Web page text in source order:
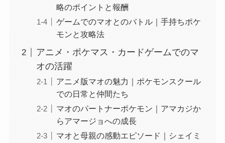
略のポイントと報酬
ゲームでのマオとのバトル｜手持ちポケ
モンと攻略法
アニメ・ポケマス・カードゲームでのマ
オの活躍
アニメ版マオの魅力｜ポケモンスクール
での日常と仲間たち
マオのパートナーポケモン｜アマカジか
らアマージョへの成長
マオと母親の感動エピソード｜シェイミ